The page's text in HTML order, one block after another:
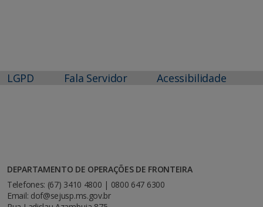
LGPD Fala Servidor Acessibilidade
DEPARTAMENTO DE OPERAÇÕES DE FRONTEIRA
Telefones: (67) 3410 4800 | 0800 647 6300
Email: dof@sejusp.ms.gov.br